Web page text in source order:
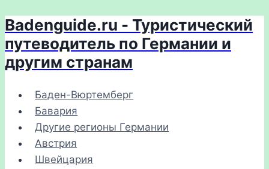
Перейти
к
содержимому
Badenguide.ru - Туристический
путеводитель по Германии и
другим странам
Баден-Вюртемберг
Бавария
Другие регионы Германии
Австрия
Швейцария